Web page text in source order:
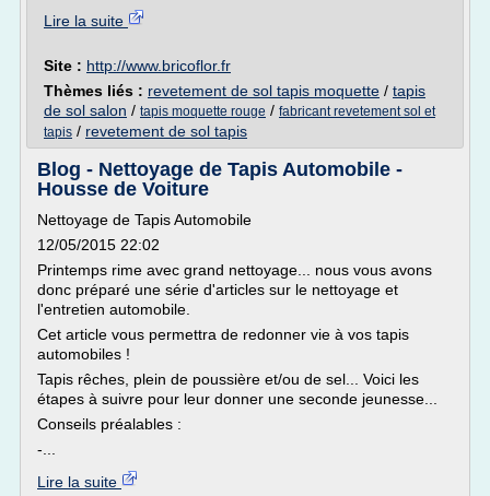
Lire la suite
Site : http://www.bricoflor.fr
Thèmes liés : revetement de sol tapis moquette / tapis
de sol salon / tapis moquette rouge / fabricant revetement sol et
tapis / revetement de sol tapis
Blog - Nettoyage de Tapis Automobile -
Housse de Voiture
Nettoyage de Tapis Automobile
12/05/2015 22:02
Printemps rime avec grand nettoyage... nous vous avons
donc préparé une série d'articles sur le nettoyage et
l'entretien automobile.
Cet article vous permettra de redonner vie à vos tapis
automobiles !
Tapis rêches, plein de poussière et/ou de sel... Voici les
étapes à suivre pour leur donner une seconde jeunesse...
Conseils préalables :
-...
Lire la suite